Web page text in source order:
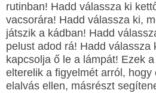
rutinban! Hadd válassza ki
vacsorára! Hadd válassza ki,
játszik a kádban! Hadd
pelust adod rá! Hadd válassza
kapcsolja ő le a lámpát! Ezek
elterelik a figyelmét arról, hogy
elalvás ellen, másrészt